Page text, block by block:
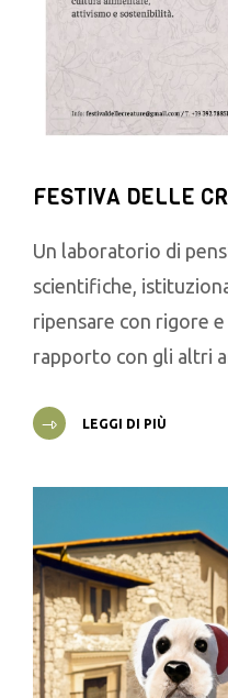
FESTIVA DELLE
Un laboratorio di
scientifiche,
ripensare con rigore
rapporto con gli altri
LEGGI DI PIÙ